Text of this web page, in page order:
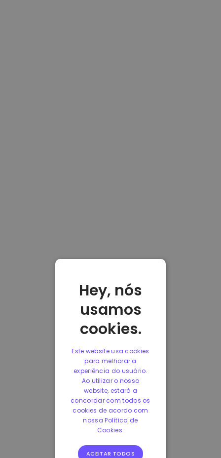
Hey, nós
usamos
cookies.
Este website usa cookies
para melhorar a
experiência do usuário.
Ao utilizar o nosso
website, estará a
concordar com todos os
cookies de acordo com
nossa Política de
Cookies.
ACEITAR TODOS